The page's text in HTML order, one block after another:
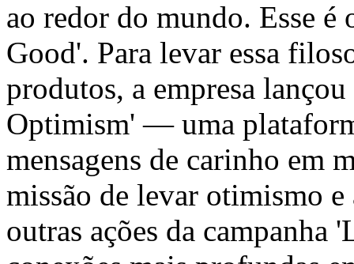
ao redor do mundo. Esse
Good'. Para levar essa
produtos, a empresa
Optimism' — uma
mensagens de carinho em
missão de levar otimismo e
outras ações da campanha